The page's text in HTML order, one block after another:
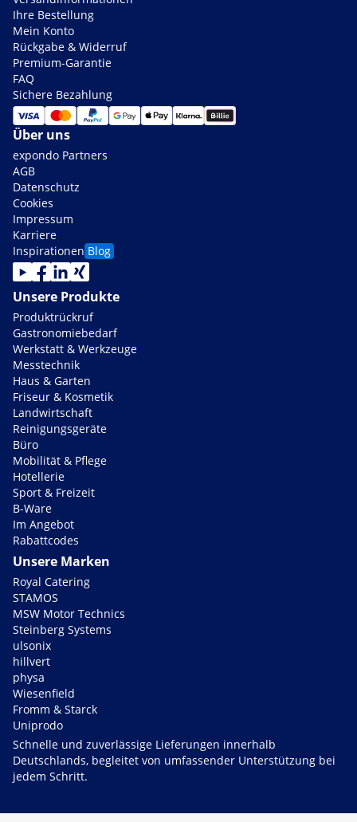
Ihre Bestellung
Mein Konto
Rückgabe & Widerruf
Premium-Garantie
FAQ
Sichere Bezahlung
Über uns
expondo Partners
AGB
Datenschutz
Cookies
Impressum
Karriere
Inspirationen Blog
Unsere Produkte
Produktrückruf
Gastronomiebedarf
Werkstatt & Werkzeuge
Messtechnik
Haus & Garten
Friseur & Kosmetik
Landwirtschaft
Reinigungsgeräte
Büro
Mobilität & Pflege
Hotellerie
Sport & Freizeit
B-Ware
Im Angebot
Rabattcodes
Unsere Marken
Royal Catering
STAMOS
MSW Motor Technics
Steinberg Systems
ulsonix
hillvert
physa
Wiesenfield
Fromm & Starck
Uniprodo
Schnelle und zuverlässige Lieferungen innerhalb
Deutschlands, begleitet von umfassender Unterstützung bei
jedem Schritt.